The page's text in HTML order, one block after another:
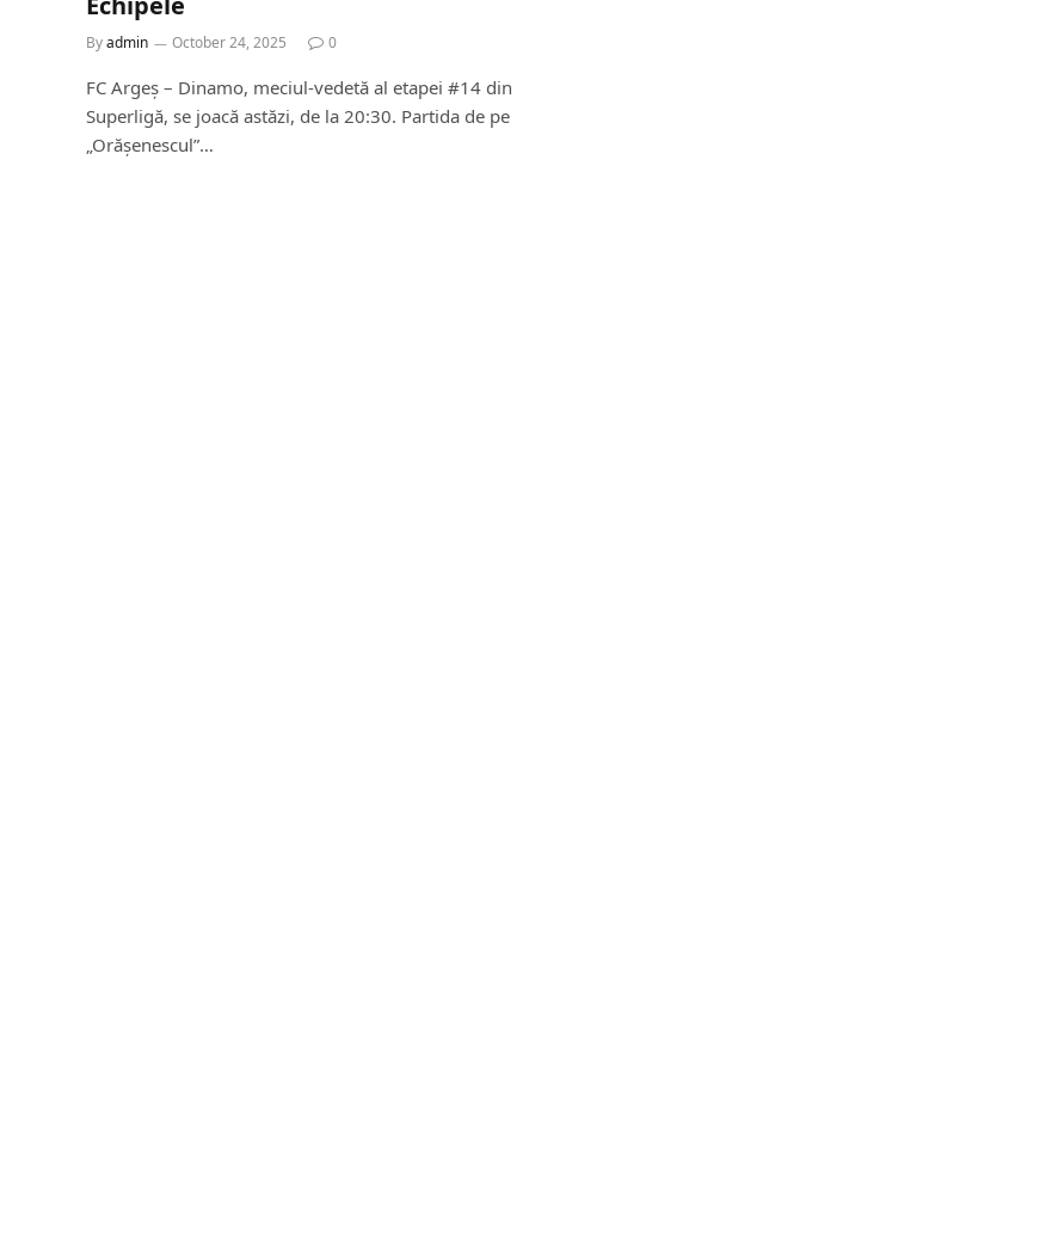
Byadmin October 24, 2025 0
FC Argeș – Dinamo, meciul-vedetă al etapei #14 din
Superligă, se joacă astăzi, de la 20:30. Partida de pe
„Orășenescul”…